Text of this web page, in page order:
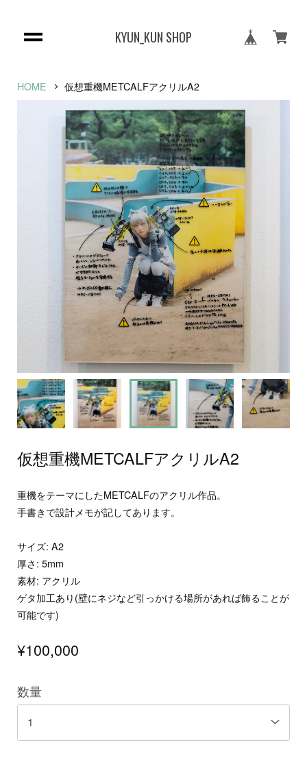
KYUN_KUN SHOP
HOME 仮想重機METCALFアクリルA2
仮想重機METCALFアクリルA2
重機をテーマにしたMETCALFのアクリル作品。
手書きで設計メモが記してあります。
サイズ: A2
厚さ: 5mm
素材: アクリル
ゲタ加工あり(壁にネジなど引っかける場所があれば飾ることが
可能です)
¥100,000
数量